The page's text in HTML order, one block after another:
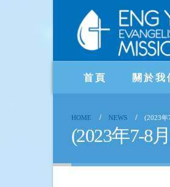
首頁 關於我
HOME NEWS (2023年
(2023年7-8